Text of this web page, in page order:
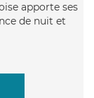
apporte ses
de nuit et